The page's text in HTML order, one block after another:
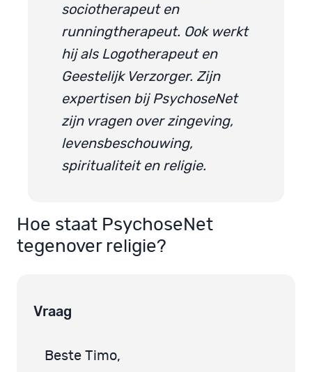
sociotherapeut en
runningtherapeut. Ook werkt
hij als Logotherapeut en
Geestelijk Verzorger. Zijn
expertisen bij PsychoseNet
zijn vragen over zingeving,
levensbeschouwing,
spiritualiteit en religie.
Hoe staat PsychoseNet
tegenover religie?
Vraag
Beste Timo,